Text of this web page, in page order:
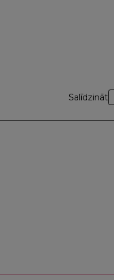
Salīdzināt